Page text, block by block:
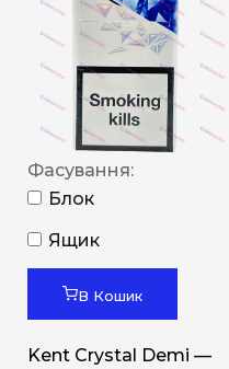
Фасування:
Блок
Ящик
В Кошик
Kent Crystal Demi —